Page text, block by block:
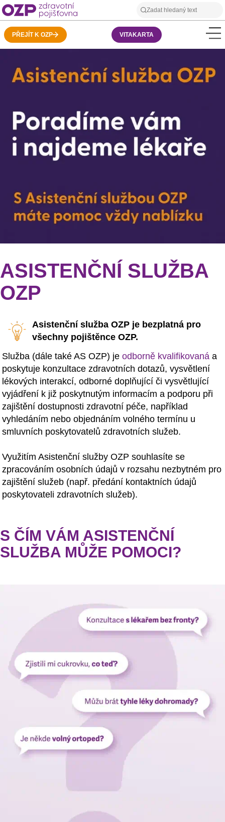
PŘEJÍT K OZP VITAKARTA
ASISTENČNÍ SLUŽBA
OZP
Asistenční služba OZP je bezplatná pro
všechny pojištěnce OZP.
Služba (dále také AS OZP) je odborně kvalifikovaná a
poskytuje konzultace zdravotních dotazů, vysvětlení
lékových interakcí, odborné doplňující či vysvětlující
vyjádření k již poskytnutým informacím a podporu při
zajištění dostupnosti zdravotní péče, například
vyhledáním nebo objednáním volného termínu u
smluvních poskytovatelů zdravotních služeb.
Využitím Asistenční služby OZP souhlasíte se
zpracováním osobních údajů v rozsahu nezbytném pro
zajištění služeb (např. předání kontaktních údajů
poskytovateli zdravotních služeb).
S ČÍM VÁM ASISTENČNÍ
SLUŽBA MŮŽE POMOCI?